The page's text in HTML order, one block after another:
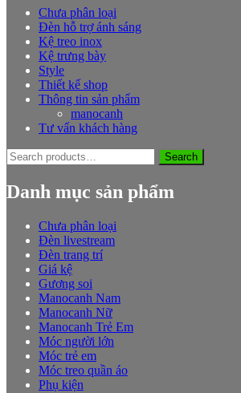
Chưa phân loại
Đèn hỗ trợ ánh sáng
Kệ treo inox
Kệ trưng bày
Style
Thiết kế shop
Thông tin sản phẩm
manocanh
Tư vấn khách hàng
Search
for:
Search
Danh mục sản phẩm
Chưa phân loại
Đèn livestream
Đèn trang trí
Giá kệ
Gương soi
Manocanh Nam
Manocanh Nữ
Manocanh Trẻ Em
Móc người lớn
Móc trẻ em
Móc treo quần áo
Phụ kiện